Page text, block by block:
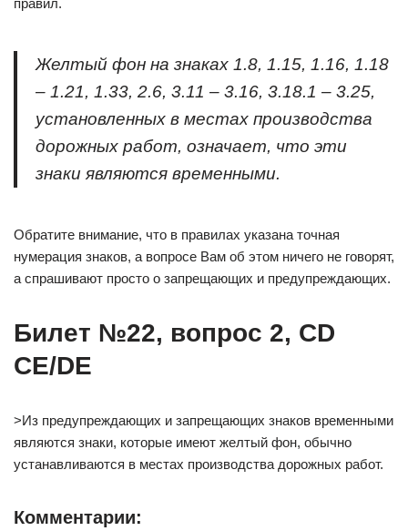
Желтый фон на знаках 1.8, 1.15, 1.16, 1.18
– 1.21, 1.33, 2.6, 3.11 – 3.16, 3.18.1 – 3.25,
установленных в местах производства
дорожных работ, означает, что эти
знаки являются временными.
Обратите внимание, что в правилах указана точная
нумерация знаков, а вопросе Вам об этом ничего не говорят,
а спрашивают просто о запрещающих и предупреждающих.
Билет №22, вопрос 2, CD
CE/DE
>Из предупреждающих и запрещающих знаков временными
являются знаки, которые имеют желтый фон, обычно
устанавливаются в местах производства дорожных работ.
Комментарии: